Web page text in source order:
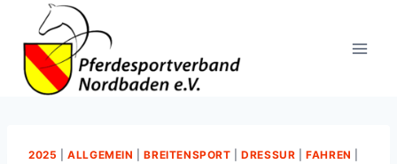
springen
2025 |ALLGEMEIN |BREITENSPORT |DRESSUR |FAHREN